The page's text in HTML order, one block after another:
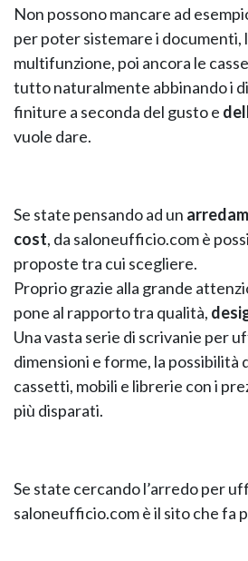
Non possono mancare ad
per poter sistemare i documenti,
multifunzione, poi ancora le
tutto naturalmente abbinando i
finiture a seconda del gusto e
vuole dare.
Se state pensando ad un
cost, da saloneufficio.com è
proposte tra cui scegliere.
Proprio grazie alla grande
pone al rapporto tra qualità,
Una vasta serie di scrivanie per
dimensioni e forme, la possibilità
cassetti, mobili e librerie con i
più disparati.
Se state cercando l’arredo per
saloneufficio.com è il sito che fa